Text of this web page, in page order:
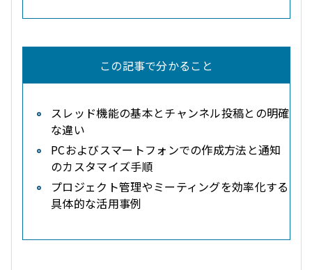
この記事で分かること
スレッド機能の基本とチャンネル投稿との明確
な違い
PCおよびスマートフォンでの作成方法と通知
のカスタマイズ手順
プロジェクト管理やミーティングを効率化する
具体的な活用事例